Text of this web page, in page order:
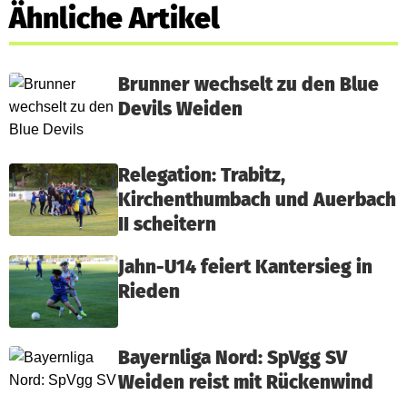
Ähnliche Artikel
Brunner wechselt zu den Blue
Devils Weiden
Relegation: Trabitz,
Kirchenthumbach und Auerbach
II scheitern
Jahn-U14 feiert Kantersieg in
Rieden
Bayernliga Nord: SpVgg SV
Weiden reist mit Rückenwind